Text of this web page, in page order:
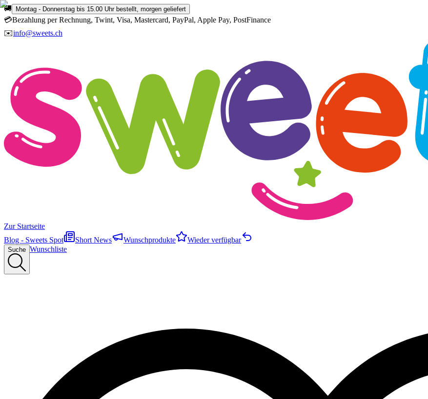
🚚 Montag - Donnerstag bis 15.00 Uhr bestellt, morgen geliefert
💳Bezahlung per Rechnung, Twint, Visa, Mastercard, PayPal, Apple Pay, PostFinance
✉️info@sweets.ch
Zur Startseite
Blog - Sweets Spot
Short News Wunschprodukte Wieder verfügbar
Suche Wunschliste